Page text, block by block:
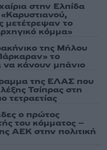
στην Ελπίδα
μετέτρεψαν το
κόμμα»
της Μήλου
το
να κάνουν μπάνιο
της ΕΛΑΣ που
Τσίπρας στη
τετραετίας
ο πρώτος
του κόμματος –
ΑΕΚ στην πολιτική